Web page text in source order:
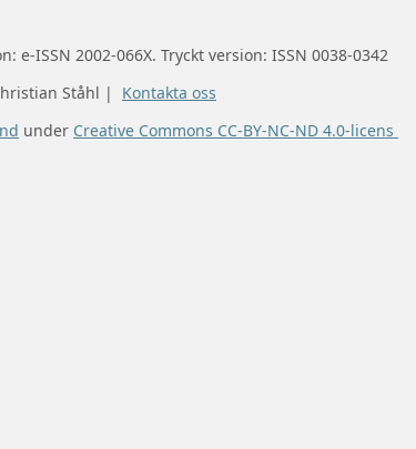
e-ISSN 2002-066X. Tryckt version: ISSN 0038-0342
Ståhl | Kontakta oss
under Creative Commons CC-BY-NC-ND 4.0-licens